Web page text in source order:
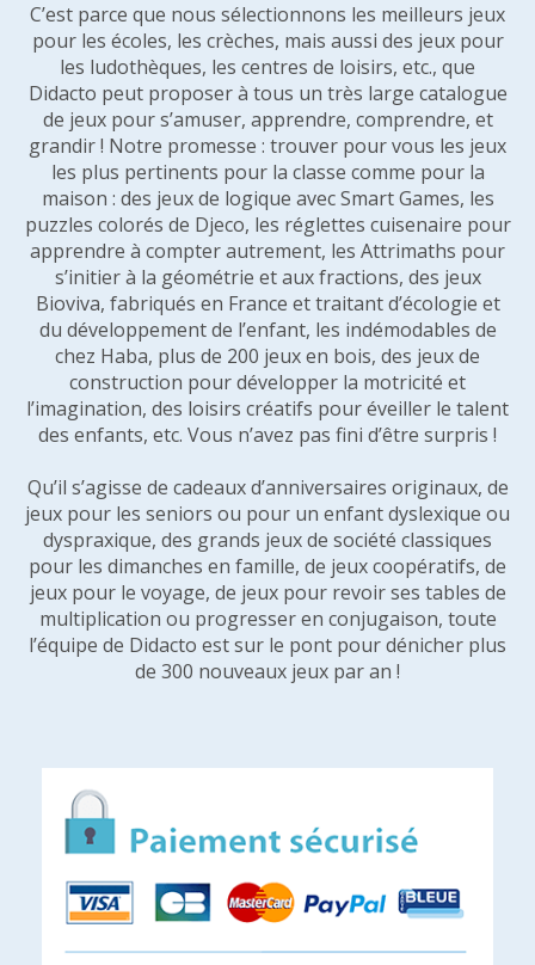
C’est parce que nous sélectionnons les meilleurs jeux
pour les écoles, les crèches, mais aussi des jeux pour
les ludothèques, les centres de loisirs, etc., que
Didacto peut proposer à tous un très large catalogue
de jeux pour s’amuser, apprendre, comprendre, et
grandir ! Notre promesse : trouver pour vous les jeux
les plus pertinents pour la classe comme pour la
maison : des jeux de logique avec Smart Games, les
puzzles colorés de Djeco, les réglettes cuisenaire pour
apprendre à compter autrement, les Attrimaths pour
s’initier à la géométrie et aux fractions, des jeux
Bioviva, fabriqués en France et traitant d’écologie et
du développement de l’enfant, les indémodables de
chez Haba, plus de 200 jeux en bois, des jeux de
construction pour développer la motricité et
l’imagination, des loisirs créatifs pour éveiller le talent
des enfants, etc. Vous n’avez pas fini d’être surpris !
Qu’il s’agisse de cadeaux d’anniversaires originaux, de
jeux pour les seniors ou pour un enfant dyslexique ou
dyspraxique, des grands jeux de société classiques
pour les dimanches en famille, de jeux coopératifs, de
jeux pour le voyage, de jeux pour revoir ses tables de
multiplication ou progresser en conjugaison, toute
l’équipe de Didacto est sur le pont pour dénicher plus
de 300 nouveaux jeux par an !